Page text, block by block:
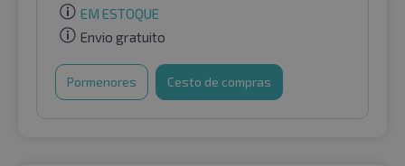
EM ESTOQUE
Envio gratuito
Pormenores Cesto de compras